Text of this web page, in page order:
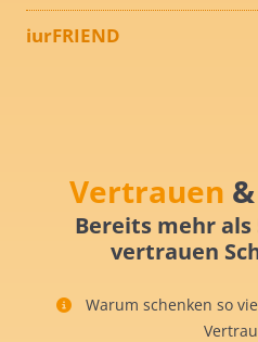
iurFRIEND
Vertrauen
Bereits mehr als
vertrauen
Warum schenken so